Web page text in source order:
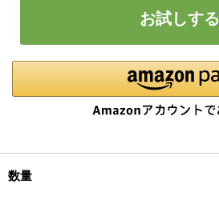
お試しする
数量